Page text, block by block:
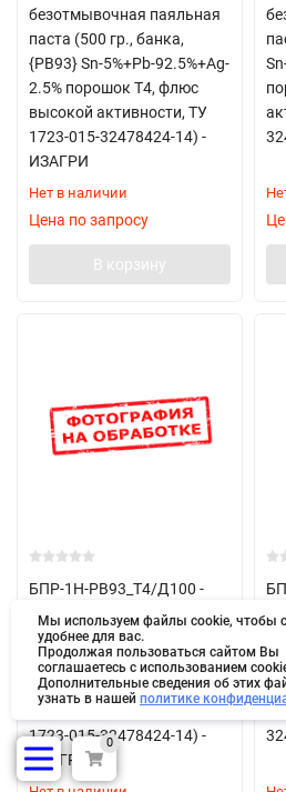
безотмывочная паяльная
паста (500 гр., банка,
{РВ93} Sn-5%+Pb-92.5%+Ag-
2.5% порошок Т4, флюс
высокой активности, ТУ
1723-015-32478424-14) -
ИЗАГРИ
Нет в наличии
Цена по запросу
В корзину
БПР-1Н-РВ93_Т4/Д100 -
безотмывочная паяльная
паста (100 гр., шприц,
{РВ93} Sn-5%+Pb-92.5%+Ag-
2.5% порошок Т4, флюс
высокой активности, ТУ
1723-015-32478424-14) -
ИЗАГРИ
0
Мы используем файлы cookie, чтобы
удобнее для вас.
Продолжая пользоваться сайтом Вы
соглашаетесь с использованием
Дополнительные сведения об этих
узнать в нашей политике